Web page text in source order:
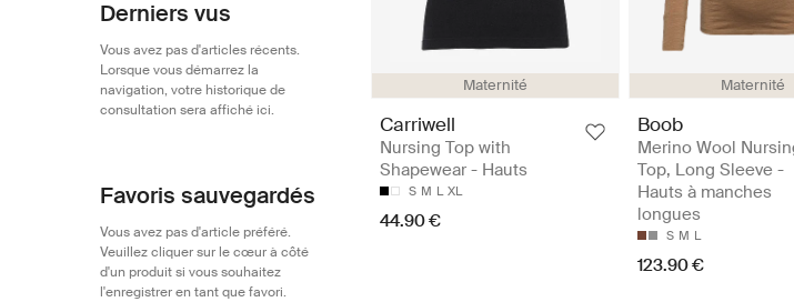
Derniers vus
Vous avez pas d'articles récents.
Lorsque vous démarrez la
navigation, votre historique de
consultation sera affiché ici.
Favoris sauvegardés
Vous avez pas d'article préféré.
Veuillez cliquer sur le cœur à côté
d'un produit si vous souhaitez
l'enregistrer en tant que favori.
Maternité
Carriwell
Nursing Top with
Shapewear - Hauts
S M L XL
44.90 €
Maternité
Boob
Merino Wool
Top, Long Sleeve -
Hauts à manches
longues
S M L
123.90 €